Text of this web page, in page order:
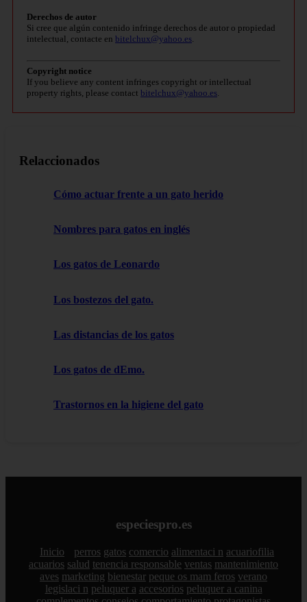
Derechos de autor
Si cree que algún contenido infringe derechos de autor o propiedad
intelectual, contacte en bitelchux@yahoo.es.
Copyright notice
If you believe any content infringes copyright or intellectual
property rights, please contact bitelchux@yahoo.es.
Relaccionados
Cómo actuar frente a un gato herido
Nombres para gatos en inglés
Los gatos de Leonardo
Los bostezos del gato.
Las distancias de los gatos
Los gatos de dEmo.
Trastornos en la higiene del gato
especiespro.es
Inicio perros gatos comercio alimentaci n acuariofilia
acuarios salud tenencia responsable ventas mantenimiento
aves marketing bienestar peque os mam feros verano
legislaci n peluquer a accesorios peluquer a canina